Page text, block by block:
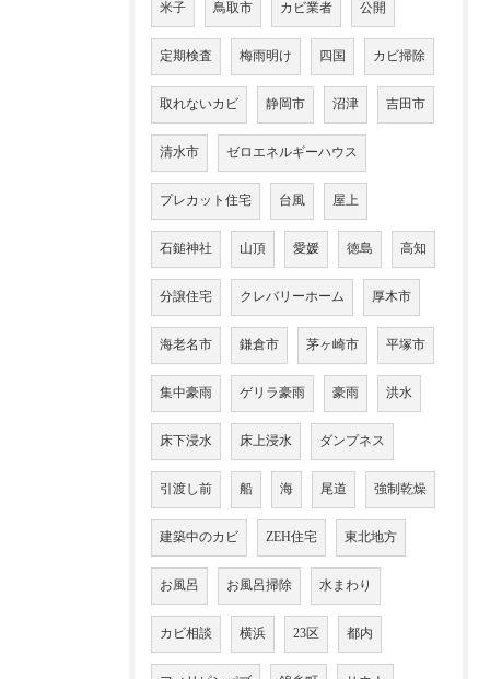
米子 鳥取市 カビ業者 公開
定期検査 梅雨明け 四国 カビ掃除
取れないカビ 静岡市 沼津 吉田市
清水市 ゼロエネルギーハウス
プレカット住宅 台風 屋上
石鎚神社 山頂 愛媛 徳島 高知
分譲住宅 クレバリーホーム 厚木市
海老名市 鎌倉市 茅ヶ崎市 平塚市
集中豪雨 ゲリラ豪雨 豪雨 洪水
床下浸水 床上浸水 ダンプネス
引渡し前 船 海 尾道 強制乾燥
建築中のカビ ZEH住宅 東北地方
お風呂 お風呂掃除 水まわり
カビ相談 横浜 23区 都内